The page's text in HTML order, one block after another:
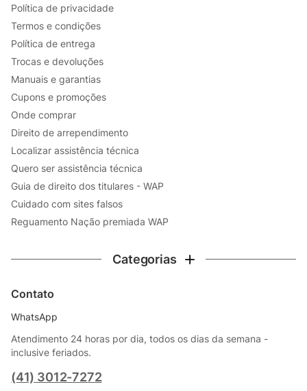
Política de privacidade
Termos e condições
Política de entrega
Trocas e devoluções
Manuais e garantias
Cupons e promoções
Onde comprar
Direito de arrependimento
Localizar assistência técnica
Quero ser assistência técnica
Guia de direito dos titulares - WAP
Cuidado com sites falsos
Reguamento Nação premiada WAP
Categorias
Contato
WhatsApp
Atendimento 24 horas por dia, todos os dias da semana -
inclusive feriados.
(41) 3012-7272